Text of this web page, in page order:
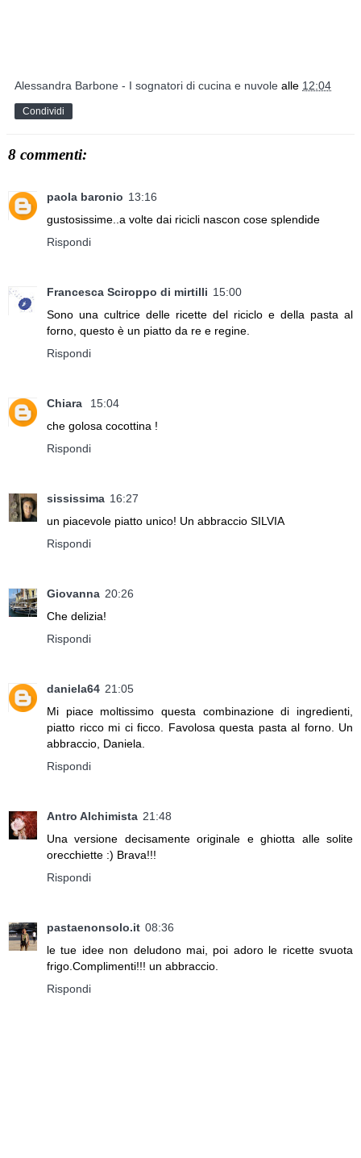
Alessandra Barbone - I sognatori di cucina e nuvole alle 12:04
Condividi
8 commenti:
paola baronio 13:16
gustosissime..a volte dai ricicli nascon cose splendide
Rispondi
Francesca Sciroppo di mirtilli 15:00
Sono una cultrice delle ricette del riciclo e della pasta al
forno, questo è un piatto da re e regine.
Rispondi
Chiara
15:04
che golosa cocottina !
Rispondi
sississima 16:27
un piacevole piatto unico! Un abbraccio SILVIA
Rispondi
Giovanna 20:26
Che delizia!
Rispondi
daniela64 21:05
Mi piace moltissimo questa combinazione di ingredienti,
piatto ricco mi ci ficco. Favolosa questa pasta al forno. Un
abbraccio, Daniela.
Rispondi
Antro Alchimista 21:48
Una versione decisamente originale e ghiotta alle solite
orecchiette :) Brava!!!
Rispondi
pastaenonsolo.it 08:36
le tue idee non deludono mai, poi adoro le ricette svuota
frigo.Complimenti!!! un abbraccio.
Rispondi